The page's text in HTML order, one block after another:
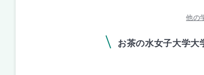
他の
お茶の水女子大学大